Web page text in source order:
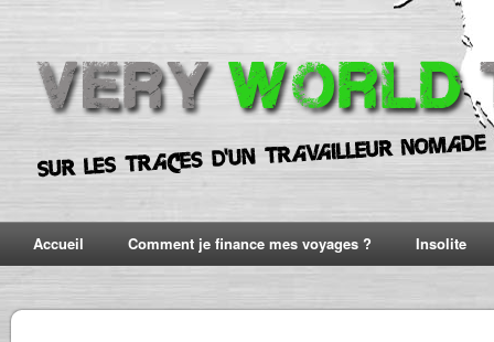
Accueil Comment je finance mes voyages ? Insolite